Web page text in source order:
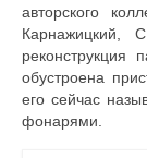
авторского
Карнажицкий,
реконструкция
обустроена
его сейчас
фонарями.